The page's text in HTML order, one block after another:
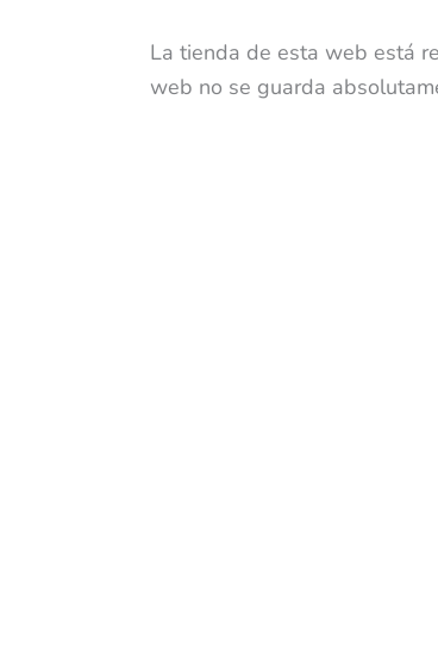
La tienda de esta web está
web no se guarda